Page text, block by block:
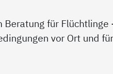
für
vor Ort und